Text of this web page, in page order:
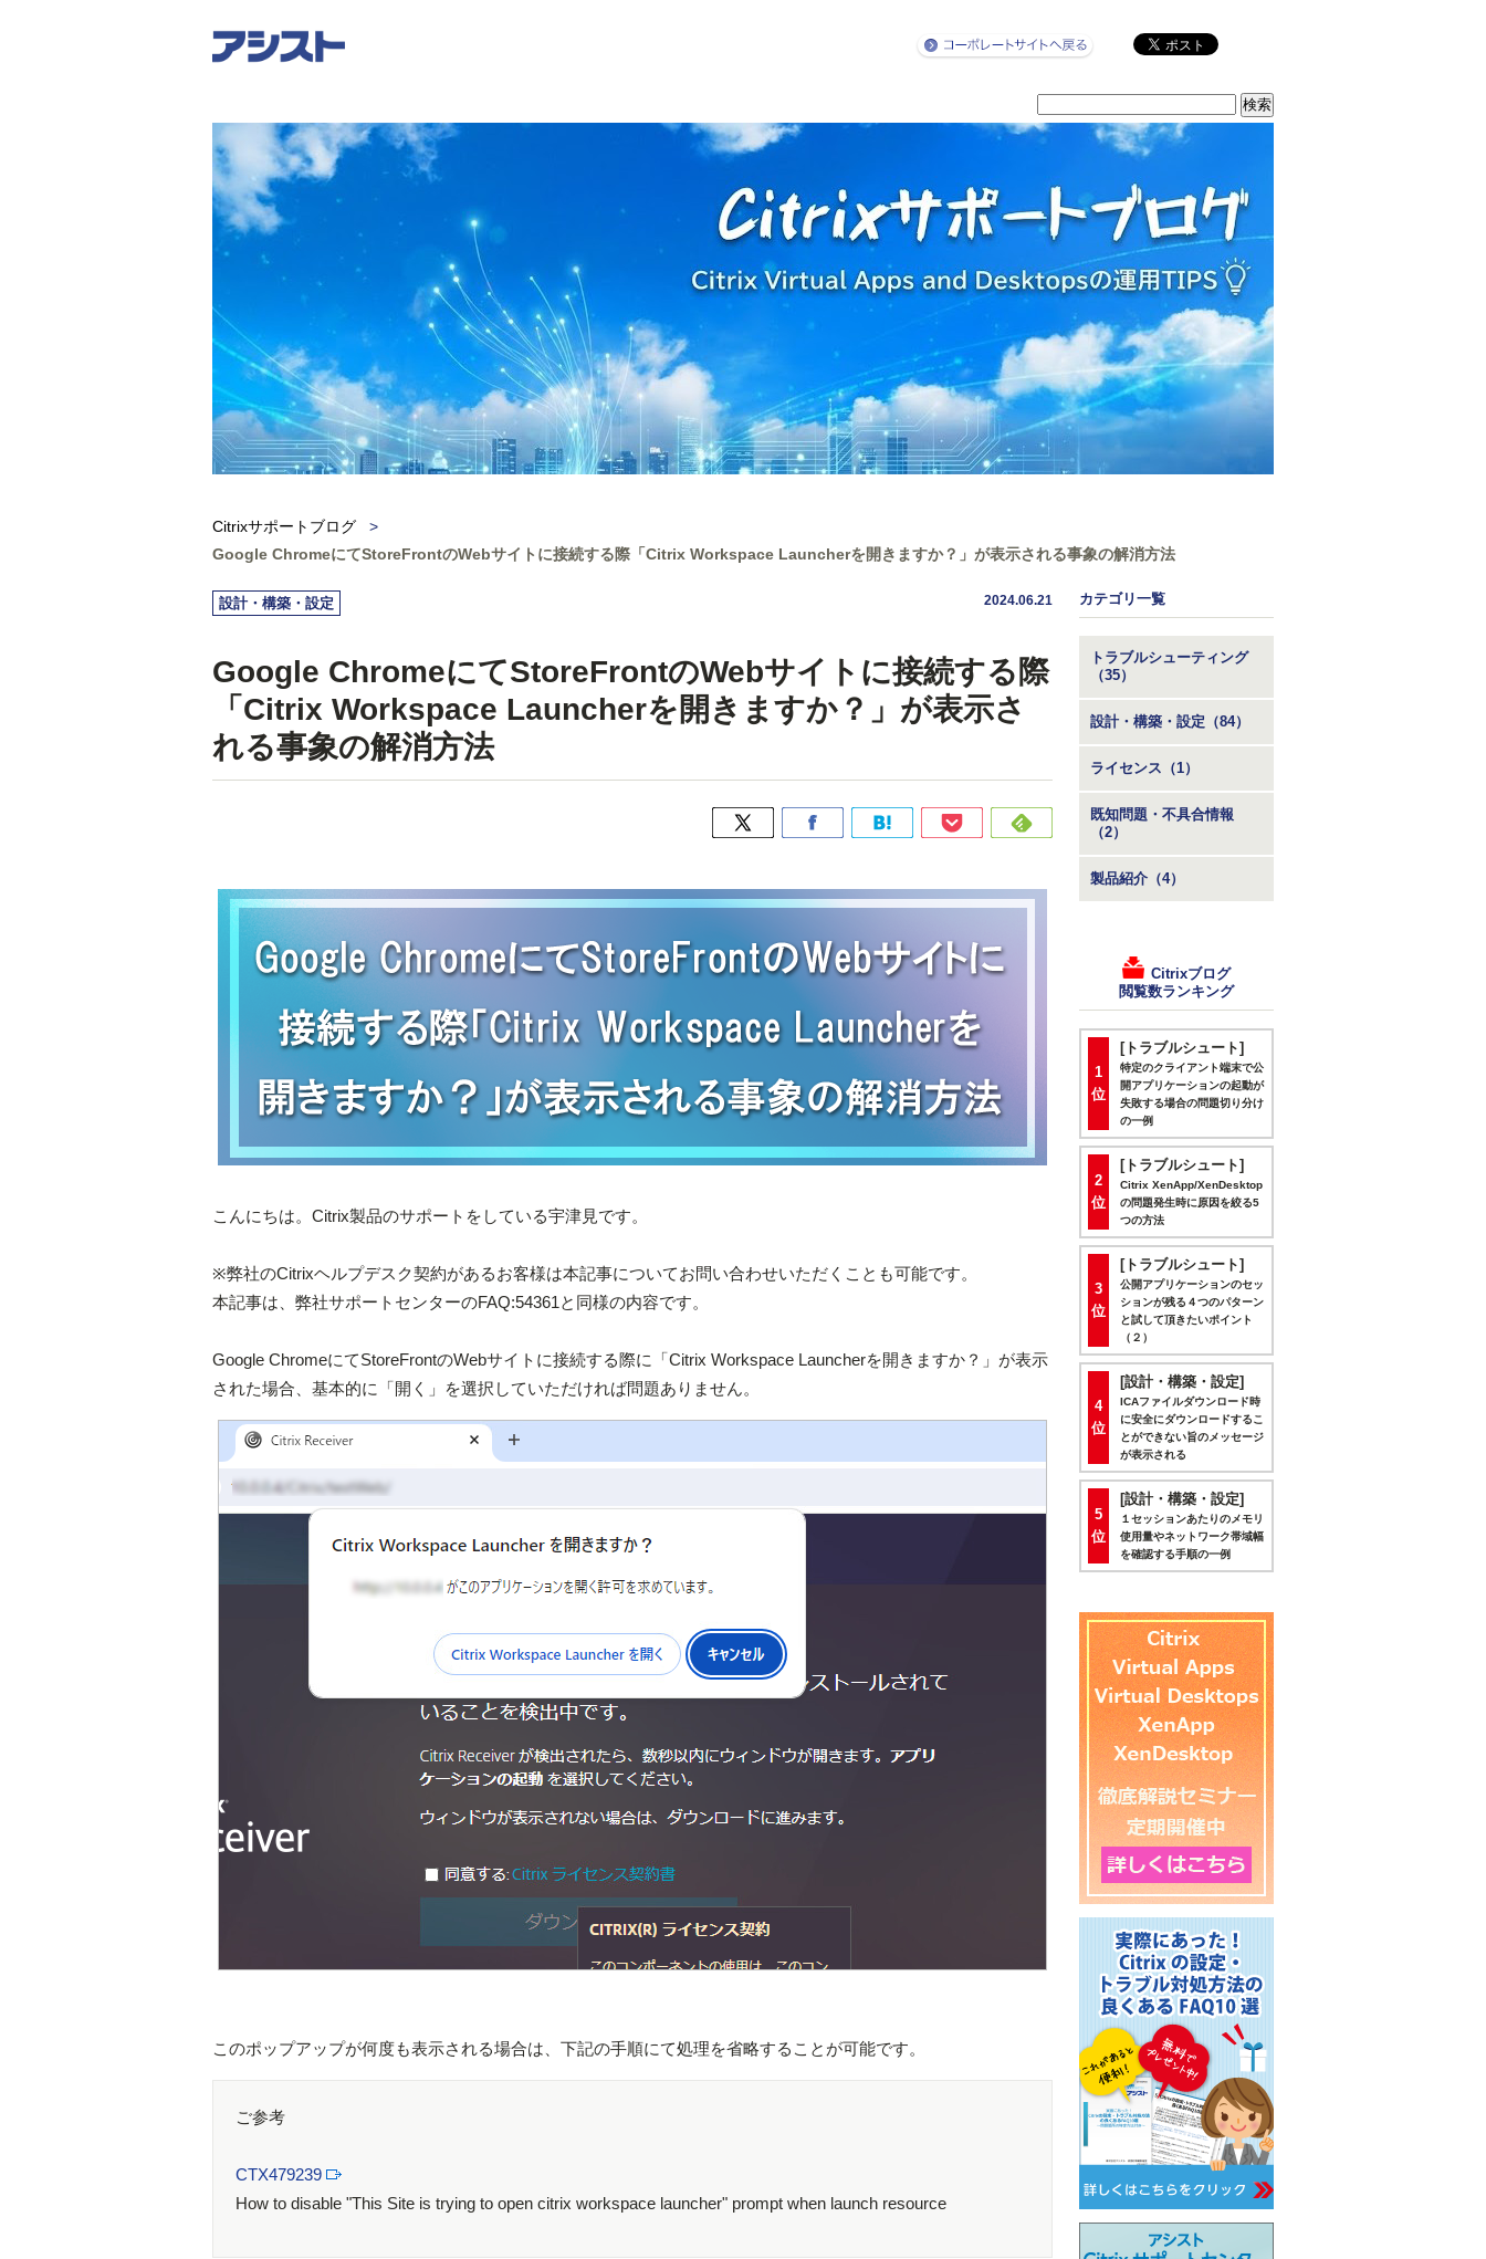
Citrixサポートブログ
>
Google ChromeにてStoreFrontのWebサイトに接続する際「Citrix Workspace Launcherを開きますか？」が表示される事象の解消方法
設計・構築・設定 2024.06.21
Google ChromeにてStoreFrontのWebサイトに接続する際
「Citrix Workspace Launcherを開きますか？」が表示さ
れる事象の解消方法
こんにちは。Citrix製品のサポートをしている宇津見です。
※弊社のCitrixヘルプデスク契約があるお客様は本記事についてお問い合わせいただくことも可能です。
本記事は、弊社サポートセンターのFAQ:54361と同様の内容です。
Google ChromeにてStoreFrontのWebサイトに接続する際に「Citrix Workspace Launcherを開きますか？」が表示
された場合、基本的に「開く」を選択していただければ問題ありません。
このポップアップが何度も表示される場合は、下記の手順にて処理を省略することが可能です。
ご参考
CTX479239
How to disable "This Site is trying to open citrix workspace launcher" prompt when launch resource
カテゴリ一覧
トラブルシューティング
（35）
設計・構築・設定（84）
ライセンス（1）
既知問題・不具合情報
（2）
製品紹介（4）
Citrixブログ
閲覧数ランキング
1
位
[トラブルシュート]
特定のクライアント端末で公
開アプリケーションの起動が
失敗する場合の問題切り分け
の一例
2
位
[トラブルシュート]
Citrix XenApp/XenDesktop
の問題発生時に原因を絞る5
つの方法
3
位
[トラブルシュート]
公開アプリケーションのセッ
ションが残る４つのパターン
と試して頂きたいポイント
（２）
4
位
[設計・構築・設定]
ICAファイルダウンロード時
に安全にダウンロードするこ
とができない旨のメッセージ
が表示される
5
位
[設計・構築・設定]
１セッションあたりのメモリ
使用量やネットワーク帯域幅
を確認する手順の一例